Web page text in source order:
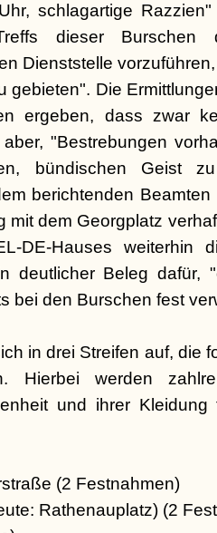
schlagartige
dieser Burschen
Dienststelle
gebieten". Die
ergeben, dass zwar
"Bestrebungen
bündischen Geist
berichtenden
mit dem Georgplatz
DE-Hauses weiterhin
deutlicher Beleg dafür,
bei den Burschen fest
in drei Streifen auf, die
Hierbei werden
und ihrer Kleidung
(2 Festnahmen)
Rathenauplatz) (2